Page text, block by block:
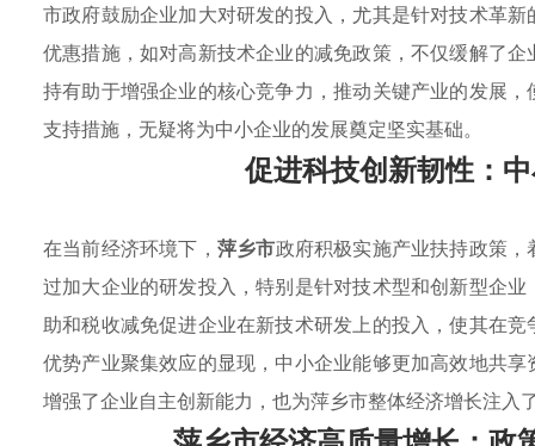
市政府鼓励企业加大对研发的投入，尤其是针对技术革
优惠措施，如对高新技术企业的减免政策，不仅缓解了
持有助于增强企业的核心竞争力，推动关键产业的发展
支持措施，无疑将为中小企业的发展奠定坚实基础。
促进科技创新韧性：
在当前经济环境下， 萍乡市政府积极实施产业扶持政策
过加大企业的研发投入，特别是针对技术型和创新型企业
助和税收减免促进企业在新技术研发上的投入，使其在
优势产业聚集效应的显现，中小企业能够更加高效地共
增强了企业自主创新能力，也为萍乡市整体经济增长注入